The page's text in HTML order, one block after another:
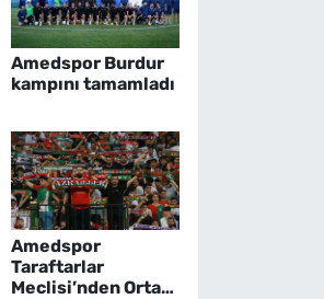
Amedspor Burdur
kampını tamamladı
Amedspor
Taraftarlar
Meclisi’nden Ortak